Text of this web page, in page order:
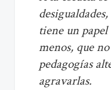
tiene un
menos, que
pedagogías
agravarlas.